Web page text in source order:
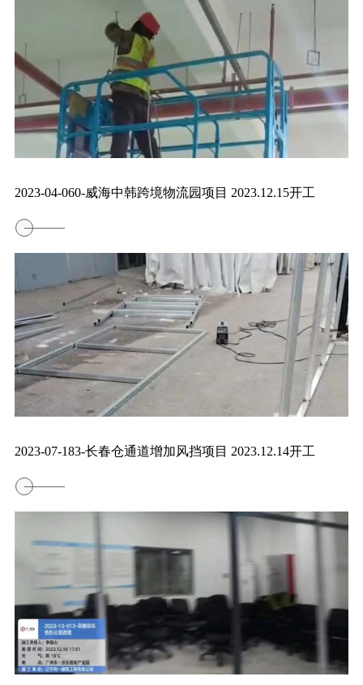
2023-04-060-威海中韩跨境物流园项目 2023.12.15开工
2023-07-183-长春仓通道增加风挡项目 2023.12.14开工